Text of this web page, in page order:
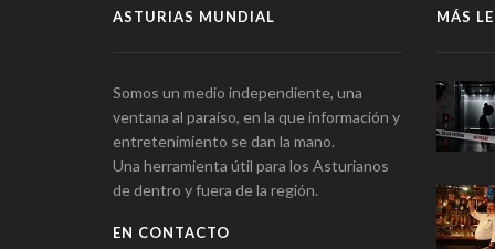
ASTURIAS MUNDIAL
Somos un medio independiente, una
ventana al paraíso, en la que información y
entretenimiento se dan la mano.
Una herramienta útil para los Asturianos
de dentro y fuera de la región.
EN CONTACTO
MÁS